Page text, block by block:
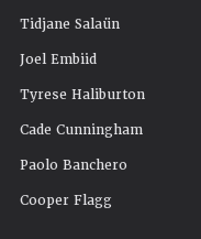
Tidjane Salaün
Joel Embiid
Tyrese Haliburton
Cade Cunningham
Paolo Banchero
Cooper Flagg